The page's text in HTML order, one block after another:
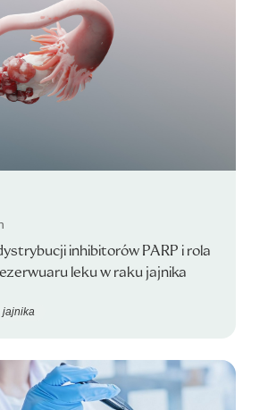
inhibitorów PARP i rola
leku w raku jajnika
jajnika